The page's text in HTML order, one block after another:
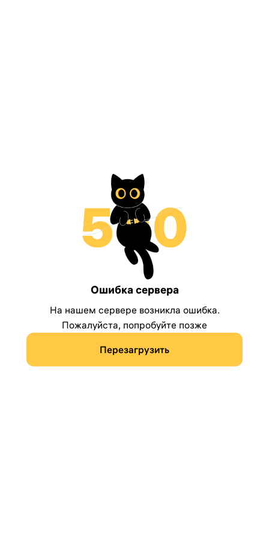
Ошибка сервера
На нашем сервере возникла ошибка.
Пожалуйста, попробуйте позже
Перезагрузить